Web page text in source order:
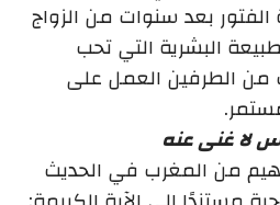
بعد سنوات من الزواج
البشرية التي تحب
من الطرفين العمل على
لا غنى عنه
من المغرب في الحديث